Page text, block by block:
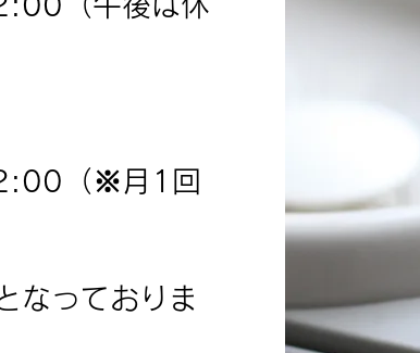
（※月1回
なっておりま